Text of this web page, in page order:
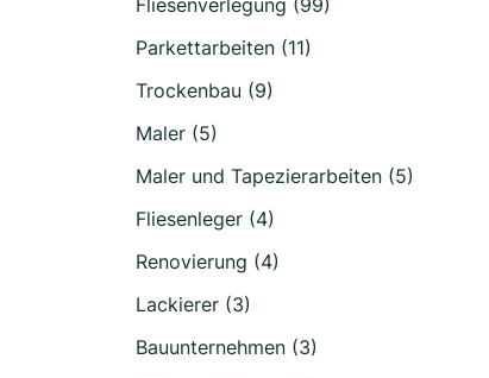
Fliesenverlegung (99)
Parkettarbeiten (11)
Trockenbau (9)
Maler (5)
Maler und Tapezierarbeiten (5)
Fliesenleger (4)
Renovierung (4)
Lackierer (3)
Bauunternehmen (3)